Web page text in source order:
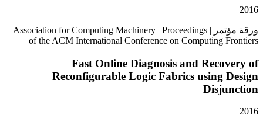
ورقة مؤتمر | Association for Computing Machinery | Proceedings
of the ACM International Conference on Computing
Fast Online Diagnosis and
Reconfigurable Logic Fabrics using